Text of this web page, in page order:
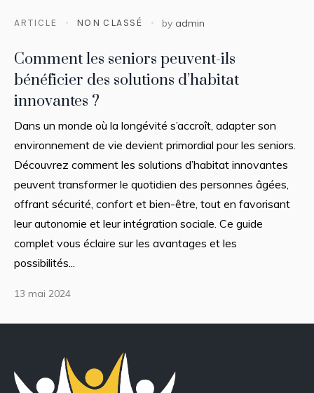
ARTICLE NON CLASSÉ by admin
Comment les seniors peuvent-ils
bénéficier des solutions d’habitat
innovantes ?
Dans un monde où la longévité s’accroît, adapter son
environnement de vie devient primordial pour les seniors.
Découvrez comment les solutions d’habitat innovantes
peuvent transformer le quotidien des personnes âgées,
offrant sécurité, confort et bien-être, tout en favorisant
leur autonomie et leur intégration sociale. Ce guide
complet vous éclaire sur les avantages et les
possibilités...
13 mai 2024